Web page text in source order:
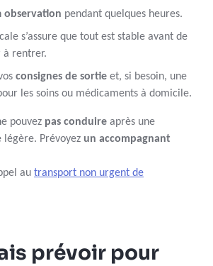
observation pendant quelques heures.
s’assure que tout est stable avant de
à rentrer.
consignes de sortie et, si besoin, une
les soins ou médicaments à domicile.
pouvez pas conduire après une
légère. Prévoyez un accompagnant
au transport non urgent de
prévoir pour